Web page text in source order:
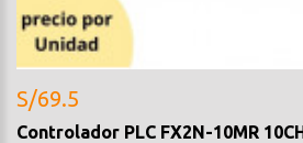
S/69.5
Controlador PLC FX2N-10MR